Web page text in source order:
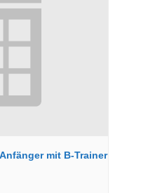
mit B-Trainer